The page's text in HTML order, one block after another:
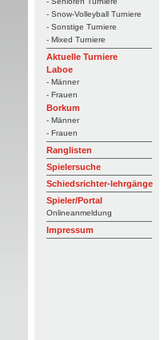
- Snow-Volleyball Turniere
- Sonstige Turniere
- Mixed Turniere
Aktuelle Turniere
Laboe
- Männer
- Frauen
Borkum
- Männer
- Frauen
Ranglisten
Spielersuche
Schiedsrichter-lehrgänge
Spieler/Portal
Onlineanmeldung
Impressum